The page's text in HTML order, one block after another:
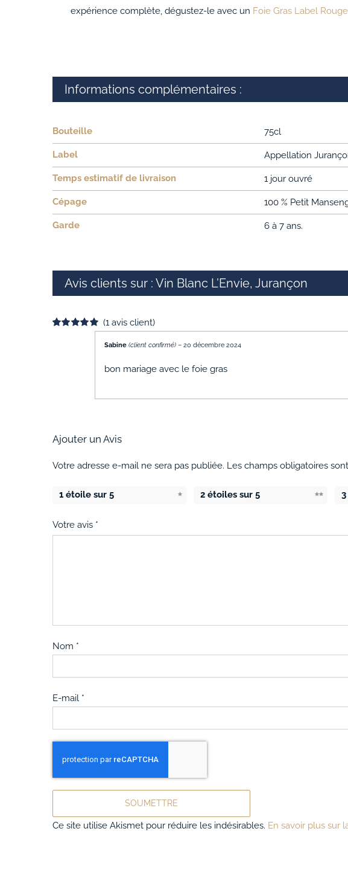
expérience complète, dégustez-le avec un Foie Gras Label Rouge
Informations complémentaires :
Bouteille 75cl
Label Appellation
Temps estimatif de livraison 1 jour ouvré
Cépage 100 % Petit
Garde 6 à 7 ans.
Avis clients sur : Vin Blanc L’Envie, Jurançon
(1avis client)
Sabine (client confirmé) – 20 décembre 2024
bon mariage avec le foie gras
Ajouter un Avis
Votre adresse e-mail ne sera pas publiée. Les champs obligatoires
1 étoile sur 5 2 étoiles sur 5
Votre avis *
Nom *
E-mail *
Ce site utilise Akismet pour réduire les indésirables. En savoir plus sur